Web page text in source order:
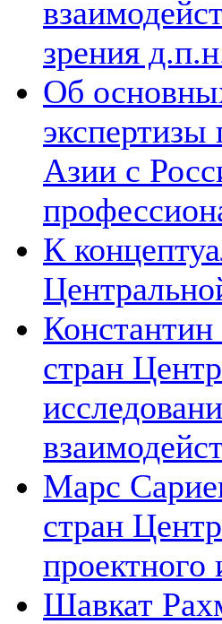
зрения
Об
Азии с
К
стран
Марс
стран
проектного
Шавкат